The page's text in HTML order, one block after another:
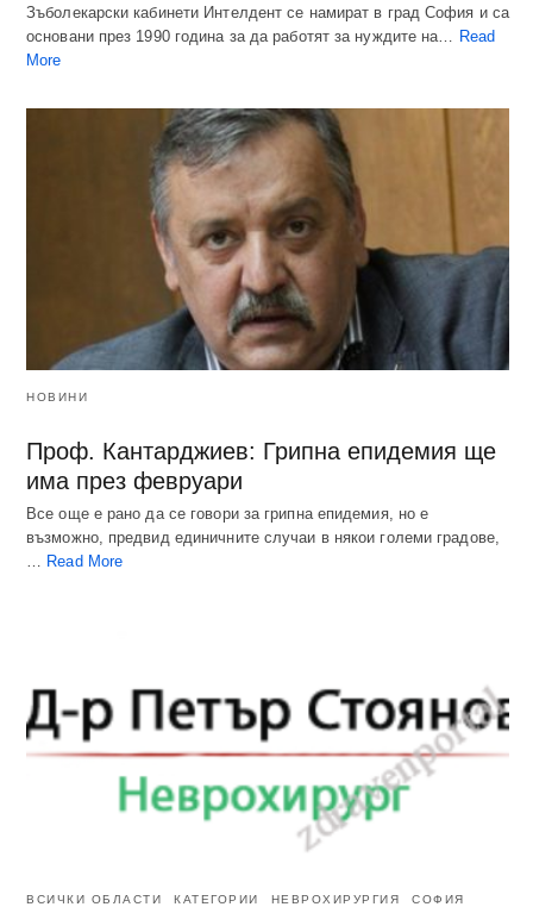
Зъболекарски кабинети Интелдент се намират в град София и са
основани през 1990 година за да работят за нуждите на… Read
More
НОВИНИ
Проф. Кантарджиев: Грипна епидемия ще
има през февруари
Все още е рано да се говори за грипна епидемия, но е
възможно, предвид единичните случаи в някои големи градове,
… Read More
ВСИЧКИ ОБЛАСТИ КАТЕГОРИИ НЕВРОХИРУРГИЯ СОФИЯ